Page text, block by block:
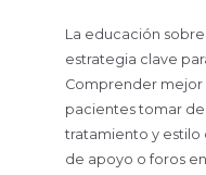
La educación
estrategia clave
Comprender
pacientes tomar
tratamiento y estilo
de apoyo o foros